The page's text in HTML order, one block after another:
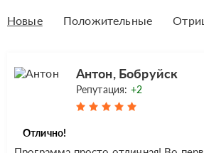
Новые Положительные
Антон, Бобруйск
Репутация: +2
Отлично!